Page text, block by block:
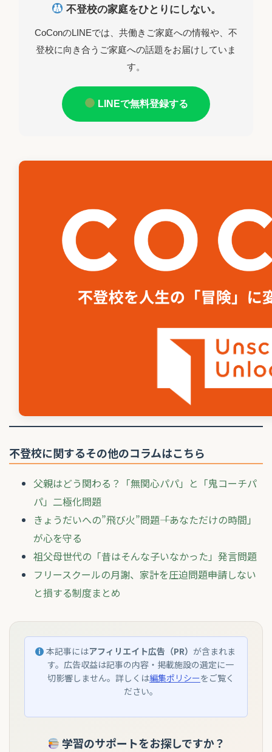
不登校の家庭をひとりにしない。
CoConのLINEでは、共働きご家庭への情報や、不
登校に向き合うご家庭への話題をお届けしていま
す。
LINEで無料登録する
不登校に関するその他のコラムはこちら
父親はどう関わる？「無関心パパ」と「鬼コーチパ
パ」二極化問題
きょうだいへの”飛び火”問題――「あなただけの時間」
が心を守る
祖父母世代の「昔はそんな子いなかった」発言問題
フリースクールの月謝、家計を圧迫問題――申請しない
と損する制度まとめ
本記事にはアフィリエイト広告（PR） が含まれま
す。広告収益は記事の内容・掲載施設の選定に一
切影響しません。詳しくは編集ポリシーをご覧く
ださい。
学習のサポートをお探しですか？